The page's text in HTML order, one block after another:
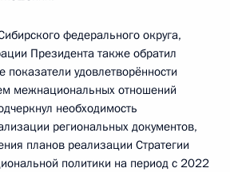
федерального округа,
Президента также обратил
удовлетворённости
межнациональных отношений
необходимость
региональных документов,
планов реализации Стратегии
политики на период с 2022